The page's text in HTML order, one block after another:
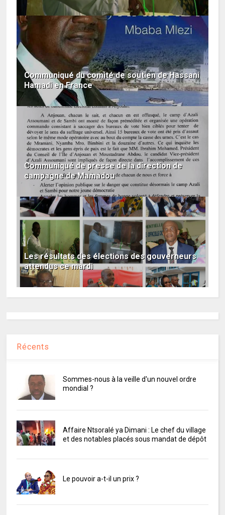
Communiqué du comité de soutien de Hassani
Hamadi en France
Communiqué de presse de la direction de
campagne de Mamadou
Les résultats des élections des gouverneurs
attendus ce mardi
Récents
Sommes-nous à la veille d'un nouvel ordre
mondial ?
Affaire Ntsoralé ya Dimani : Le chef du village
et des notables placés sous mandat de dépôt
Le pouvoir a-t-il un prix ?